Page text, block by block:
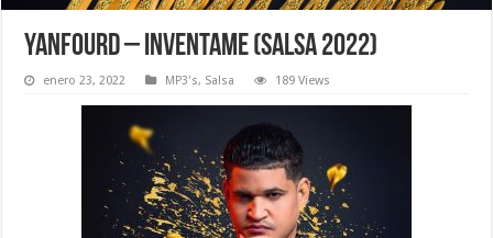
Yanfourd – Inventame (Salsa 2022)
enero 23, 2022 MP3's, Salsa 189 Views